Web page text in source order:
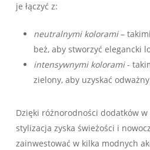
je łączyć z:
neutralnymi kolorami–
beż, ⁣aby stworzyć elegancki
intensywnymi kolorami​-⁢
zielony, aby uzyskać
Dzięki różnorodności dodatków w
stylizacja zyska świeżości i
⁢zainwestować w kilka modnych